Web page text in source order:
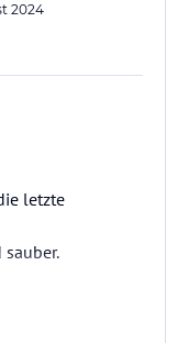
2024
letzte